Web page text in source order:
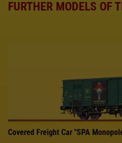
FURTHER MODELS OF
Covered Freight Car "SPA